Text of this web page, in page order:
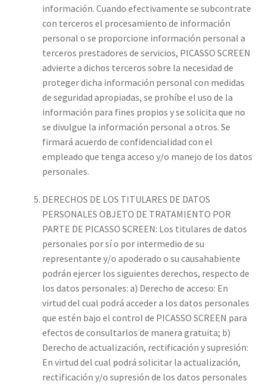
información. Cuando efectivamente se subcontrate
con terceros el procesamiento de información
personal o se proporcione información personal a
terceros prestadores de servicios, PICASSO SCREEN
advierte a dichos terceros sobre la necesidad de
proteger dicha información personal con medidas
de seguridad apropiadas, se prohíbe el uso de la
información para fines propios y se solicita que no
se divulgue la información personal a otros. Se
firmará acuerdo de confidencialidad con el
empleado que tenga acceso y/o manejo de los datos
personales.
DERECHOS DE LOS TITULARES DE DATOS
PERSONALES OBJETO DE TRATAMIENTO POR
PARTE DE PICASSO SCREEN: Los titulares de datos
personales por sí o por intermedio de su
representante y/o apoderado o su causahabiente
podrán ejercer los siguientes derechos, respecto de
los datos personales: a) Derecho de acceso: En
virtud del cual podrá acceder a los datos personales
que estén bajo el control de PICASSO SCREEN para
efectos de consultarlos de manera gratuita; b)
Derecho de actualización, rectificación y supresión:
En virtud del cual podrá solicitar la actualización,
rectificación y/o supresión de los datos personales